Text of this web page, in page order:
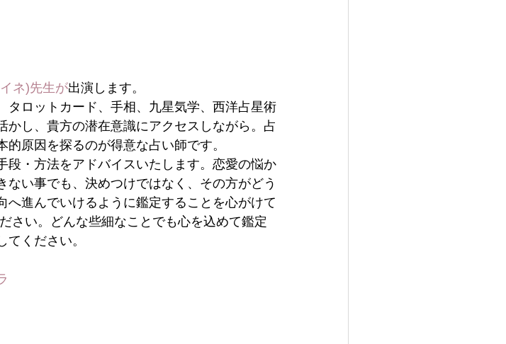
ネ)先生が出演します。
タロットカード、手相、九星気学、西洋占星術
し、貴方の潜在意識にアクセスしながら。占
原因を探るのが得意な占い師です。
段・方法をアドバイスいたします。恋愛の悩か
い事でも、決めつけではなく、その方がどう
進んでいけるように鑑定することを心がけて
さい。どんな些細なことでも心を込めて鑑定
ください。